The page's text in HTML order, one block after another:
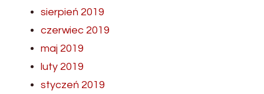
sierpień 2019
czerwiec 2019
maj 2019
luty 2019
styczeń 2019